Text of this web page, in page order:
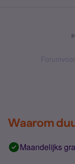
Waarom
Maandelijks